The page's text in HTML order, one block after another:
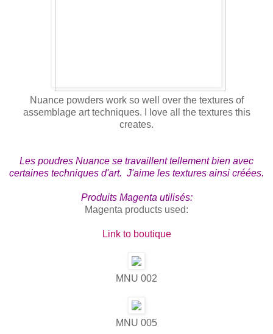
Nuance powders work so well over the textures of
assemblage art techniques. I love all the textures this
creates.
Les poudres Nuance se travaillent tellement bien avec
certaines techniques d'art. J'aime les textures ainsi créées.
Produits Magenta utilisés:
Magenta products used:
Link to boutique
MNU 002
MNU 005